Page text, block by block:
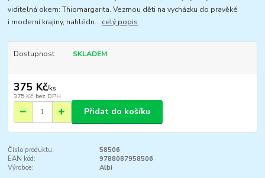
viditelná okem: Thiomargarita. Vezmou děti na vycházku do pravěké
i moderní krajiny, nahlédn... celý popis
Dostupnost SKLADEM
375 Kč/ks
375 Kč bez DPH
Přidat do košíku
Číslo produktu:
58506
EAN kód:
9788087958506
Výrobce:
Albi